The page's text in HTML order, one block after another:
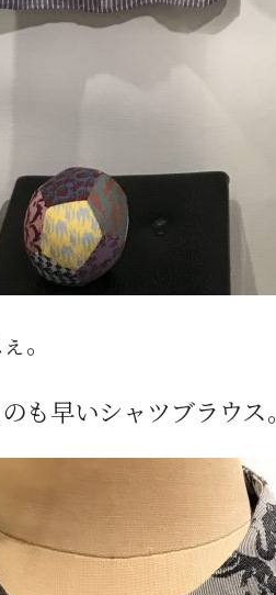
。
も早いシャツブラウス。